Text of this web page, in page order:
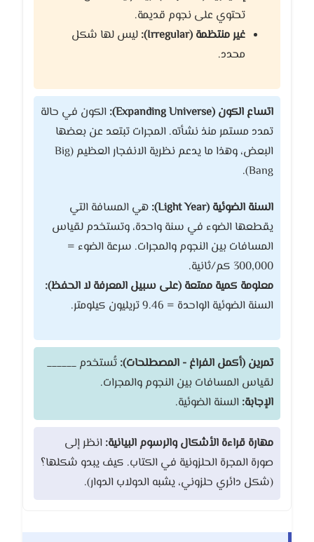
تحتوي على نجوم قديمة.
غير منتظمة (Irregular):
ليس لها شكل
محدد.
اتساع الكون (Expanding Universe):
الكون في حالة
تمدد مستمر منذ نشأته. المجرات تبتعد عن بعضها
البعض، وهذا ما يدعم نظرية الانفجار العظيم (Big
Bang).
السنة الضوئية (Light Year):
هي المسافة التي
يقطعها الضوء في سنة واحدة، وتستخدم لقياس
المسافات بين النجوم والمجرات. سرعة الضوء =
300,000 كم/ثانية.
معلومة كمية ممتعة (على سبيل المعرفة لا الحفظ):
السنة الضوئية الواحدة = 9.46 تريليون كيلومتر.
تمرين (أكمل الفراغ - المصطلحات): تُستخدم ______
لقياس المسافات بين النجوم والمجرات.
الإجابة: السنة الضوئية.
مهارة قراءة الأشكال والرسوم البيانية: انظر إلى
صورة المجرة الحلزونية في الكتاب. كيف يبدو شكلها؟
(شكل دائري حلزوني، يشبه الدولاب الدوار).